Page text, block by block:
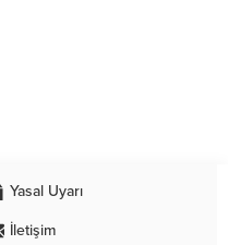
Yasal Uyarı
İletişim